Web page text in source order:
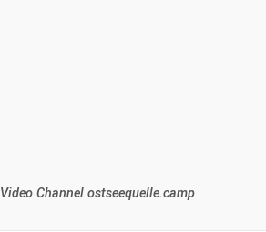
Video Channel ostseequelle.camp